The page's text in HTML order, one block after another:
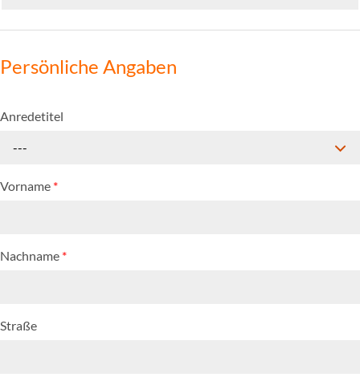
Persönliche Angaben
Anredetitel
---
Vorname *
Nachname *
Straße